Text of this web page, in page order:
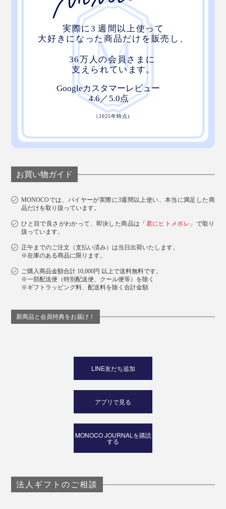
お買い物ガイド
MONOCOでは、バイヤーが実際に3週間以上使い、本当に満足した商
品だけを取り扱っています。
ひと目で良さがわかって、即決した商品は「 君にヒトメボレ 」で取り
扱っています。
正午までのご注文（支払い済み）は当日出荷いたします。
※在庫のある商品に限ります。
ご購入商品金額合計 10,000円 以上で送料無料です。
※一部配送便（特別配送便、クール便等）を除く
※ギフトラッピング料、配送料を除く合計金額
新商品と会員特典をお届け！
LINE友だち追加
アプリで見る
MONOCO JOURNALを購読
する
法人ギフトのご相談